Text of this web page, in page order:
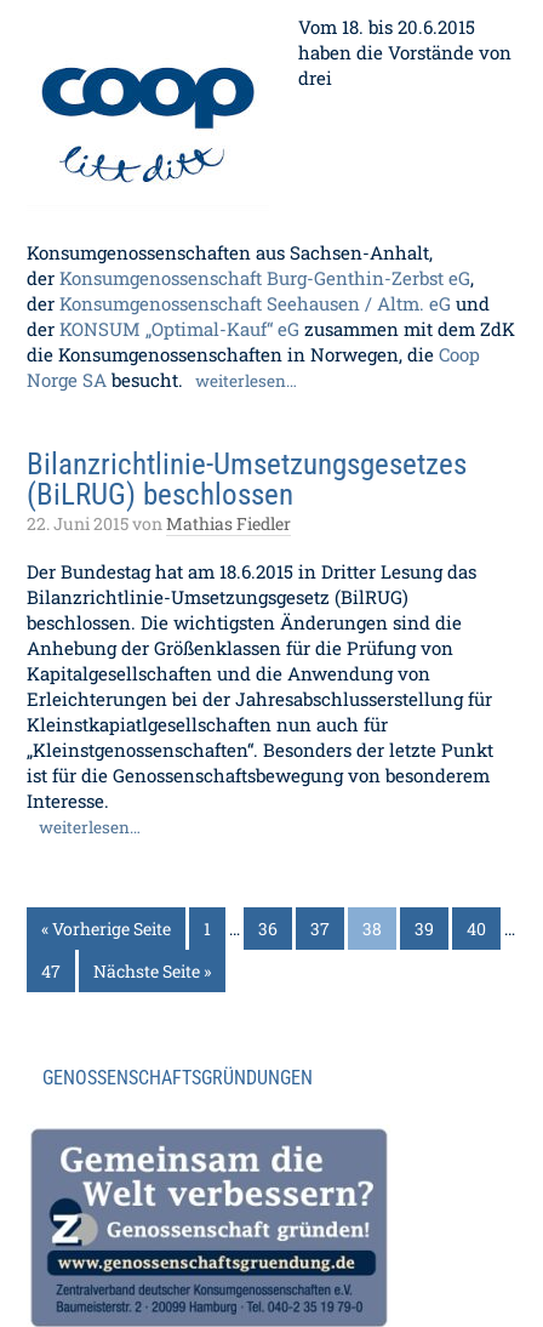
Vom 18. bis 20.6.2015
haben die Vorstände von
drei
Konsumgenossenschaften aus Sachsen-Anhalt,
derKonsumgenossenschaft Burg-Genthin-Zerbst eG,
derKonsumgenossenschaft Seehausen / Altm. eG und
derKONSUM „Optimal-Kauf“ eG zusammen mit dem ZdK
die Konsumgenossenschaften in Norwegen, dieCoop
Norge SA besucht. weiterlesen…
Bilanzrichtlinie-Umsetzungsgesetzes
(BiLRUG) beschlossen
22. Juni 2015vonMathias Fiedler
Der Bundestag hat am 18.6.2015 in Dritter Lesung das
Bilanzrichtlinie-Umsetzungsgesetz (BilRUG)
beschlossen. Die wichtigsten Änderungen sind die
Anhebung der Größenklassen für die Prüfung von
Kapitalgesellschaften und die Anwendung von
Erleichterungen bei der Jahresabschlusserstellung für
Kleinstkapiatlgesellschaften nun auch für
„Kleinstgenossenschaften“. Besonders der letzte Punkt
ist für die Genossenschaftsbewegung von besonderem
Interesse.
weiterlesen…
« Vorherige Seite 1 … 36 37 38 39 40
…
47
Nächste Seite »
GENOSSENSCHAFTSGRÜNDUNGEN